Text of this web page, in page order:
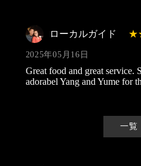
ローカルガイド
2025年05月16日
Great food and great service.
adorabel Yang and Yume for
一覧